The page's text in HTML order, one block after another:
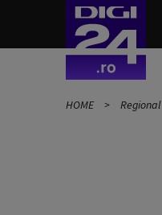
HOME Regional